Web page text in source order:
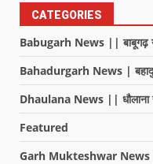
CATEGORIES
Babugarh News || बाबूगढ़
Bahadurgarh News |
Dhaulana News || धौलाना
Featured
Garh Mukteshwar News